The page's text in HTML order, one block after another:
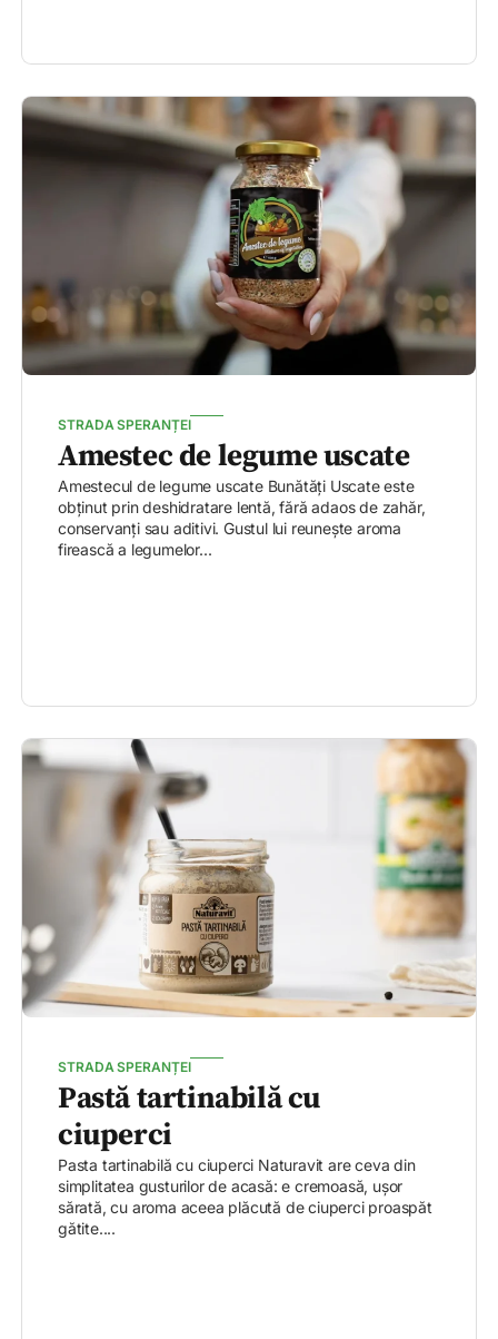
STRADA SPERANȚEI
Amestec de legume uscate
Amestecul de legume uscate Bunătăți Uscate este
obținut prin deshidratare lentă, fără adaos de zahăr,
conservanți sau aditivi. Gustul lui reunește aroma
firească a legumelor...
STRADA SPERANȚEI
Pastă tartinabilă cu
ciuperci
Pasta tartinabilă cu ciuperci Naturavit are ceva din
simplitatea gusturilor de acasă: e cremoasă, ușor
sărată, cu aroma aceea plăcută de ciuperci proaspăt
gătite....